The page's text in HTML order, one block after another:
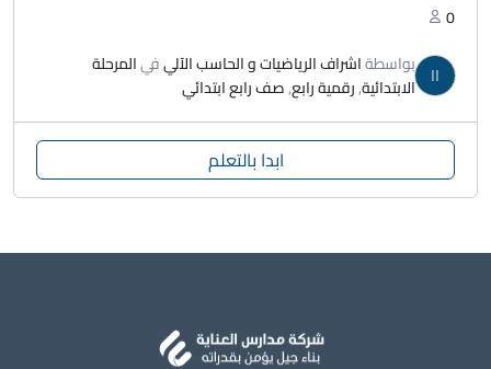
0
اا بواسطةاشراف الرياضيات و الحاسب الآليفيالمرحلة
الابتدائية,رقمية رابع,صف رابع ابتدائي
ابدا بالتعلم